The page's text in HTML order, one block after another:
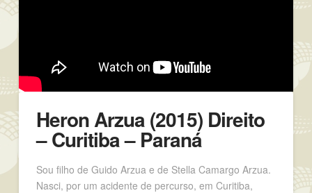
Heron Arzua (2015) Direito
– Curitiba – Paraná
Sou filho de Guido Arzua e de Stella Camargo Arzua.
Nasci, por um acidente de percurso, em Curitiba,